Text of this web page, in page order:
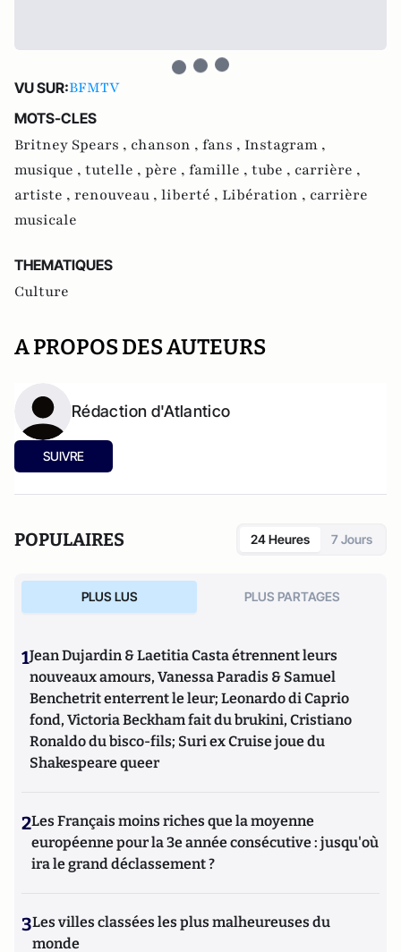
VU SUR:BFMTV
MOTS-CLES
Britney Spears , chanson , fans , Instagram ,
musique , tutelle , père , famille , tube , carrière ,
artiste , renouveau , liberté , Libération , carrière
musicale
THEMATIQUES
Culture
A PROPOS DES AUTEURS
Rédaction d'Atlantico
SUIVRE
POPULAIRES 24 Heures 7 Jours
PLUS LUS PLUS PARTAGES
1Jean Dujardin & Laetitia Casta étrennent leurs
nouveaux amours, Vanessa Paradis & Samuel
Benchetrit enterrent le leur; Leonardo di Caprio
fond, Victoria Beckham fait du brukini, Cristiano
Ronaldo du bisco-fils; Suri ex Cruise joue du
Shakespeare queer
2Les Français moins riches que la moyenne
européenne pour la 3e année consécutive : jusqu'où
ira le grand déclassement ?
3Les villes classées les plus malheureuses du
monde